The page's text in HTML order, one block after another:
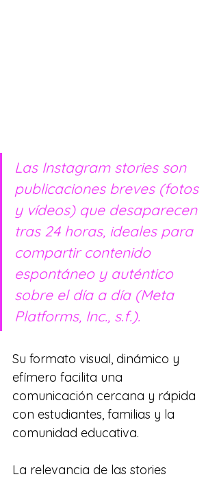
Las Instagram stories son
publicaciones breves (fotos
y vídeos) que desaparecen
tras 24 horas, ideales para
compartir contenido
espontáneo y auténtico
sobre el día a día (Meta
Platforms, Inc., s.f.).
Su formato visual, dinámico y
efímero facilita una
comunicación cercana y rápida
con estudiantes, familias y la
comunidad educativa.
La relevancia de las stories